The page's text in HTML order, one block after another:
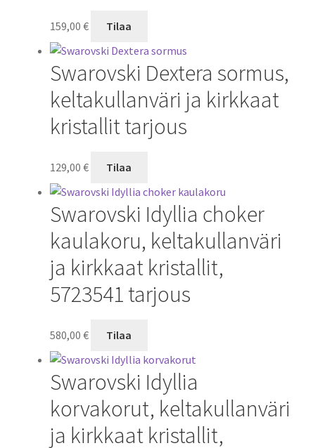
159,00 € Tilaa
Swarovski Dextera sormus,
keltakullanväri ja kirkkaat
kristallit tarjous
129,00 € Tilaa
Swarovski Idyllia choker
kaulakoru, keltakullanväri
ja kirkkaat kristallit,
5723541 tarjous
580,00 € Tilaa
Swarovski Idyllia
korvakorut, keltakullanväri
ja kirkkaat kristallit,